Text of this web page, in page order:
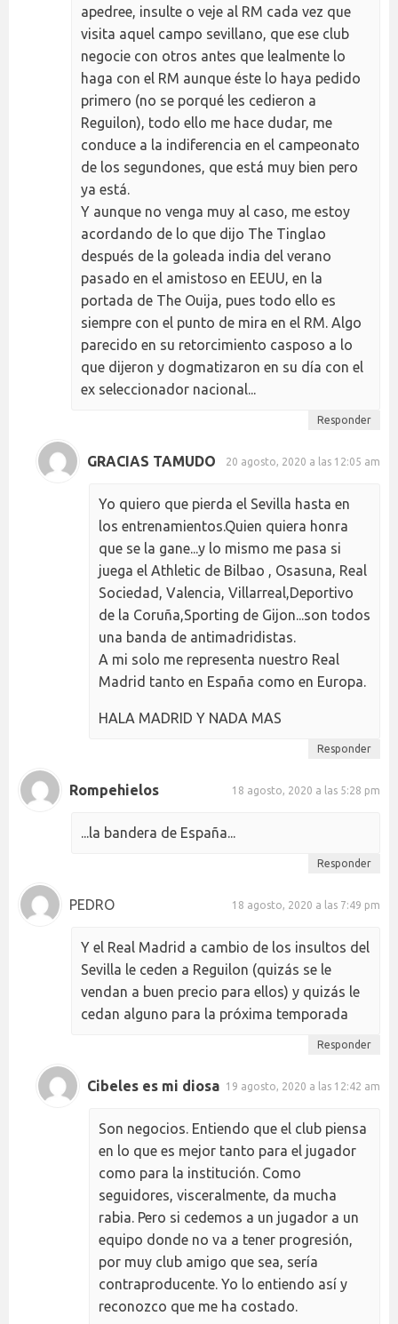
apedree, insulte o veje al RM cada vez que
visita aquel campo sevillano, que ese club
negocie con otros antes que lealmente lo
haga con el RM aunque éste lo haya pedido
primero (no se porqué les cedieron a
Reguilon), todo ello me hace dudar, me
conduce a la indiferencia en el campeonato
de los segundones, que está muy bien pero
ya está.
Y aunque no venga muy al caso, me estoy
acordando de lo que dijo The Tinglao
después de la goleada india del verano
pasado en el amistoso en EEUU, en la
portada de The Ouija, pues todo ello es
siempre con el punto de mira en el RM. Algo
parecido en su retorcimiento casposo a lo
que dijeron y dogmatizaron en su día con el
ex seleccionador nacional...
Responder
GRACIAS TAMUDO 20 agosto, 2020 a las 12:05 am
Yo quiero que pierda el Sevilla hasta en
los entrenamientos.Quien quiera honra
que se la gane...y lo mismo me pasa si
juega el Athletic de Bilbao , Osasuna, Real
Sociedad, Valencia, Villarreal,Deportivo
de la Coruña,Sporting de Gijon...son todos
una banda de antimadridistas.
A mi solo me representa nuestro Real
Madrid tanto en España como en Europa.
HALA MADRID Y NADA MAS
Responder
Rompehielos 18 agosto, 2020 a las 5:28 pm
...la bandera de España...
Responder
PEDRO 18 agosto, 2020 a las 7:49 pm
Y el Real Madrid a cambio de los insultos del
Sevilla le ceden a Reguilon (quizás se le
vendan a buen precio para ellos) y quizás le
cedan alguno para la próxima temporada
Responder
Cibeles es mi diosa 19 agosto, 2020 a las 12:42 am
Son negocios. Entiendo que el club piensa
en lo que es mejor tanto para el jugador
como para la institución. Como
seguidores, visceralmente, da mucha
rabia. Pero si cedemos a un jugador a un
equipo donde no va a tener progresión,
por muy club amigo que sea, sería
contraproducente. Yo lo entiendo así y
reconozco que me ha costado.